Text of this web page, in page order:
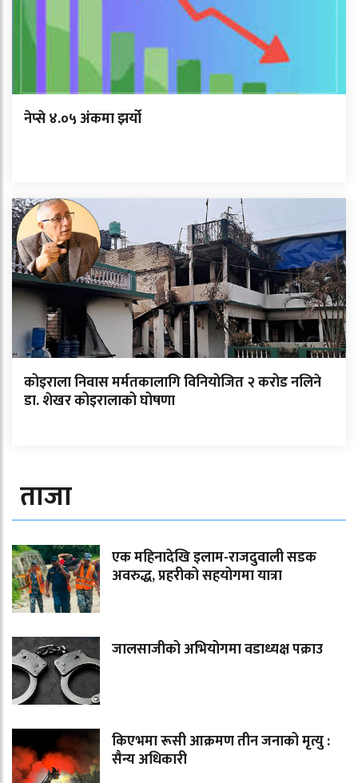
नेप्से ४.०५ अंकमा झर्यो
कोइराला निवास मर्मतकालागि विनियोजित २ करोड नलिने
डा. शेखर कोइरालाको घोषणा
ताजा
एक महिनादेखि इलाम-राजदुवाली सडक
अवरुद्ध, प्रहरीको सहयोगमा यात्रा
जालसाजीको अभियोगमा वडाध्यक्ष पक्राउ
किएभमा रूसी आक्रमण तीन जनाको मृत्यु :
सैन्य अधिकारी